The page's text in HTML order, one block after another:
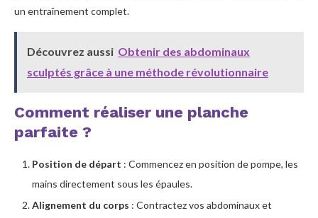
un entraînement complet.
Découvrez aussi Obtenir des abdominaux
sculptés grâce à une méthode révolutionnaire
Comment réaliser une planche
parfaite ?
Position de départ : Commencez en position de pompe, les
mains directement sous les épaules.
Alignement du corps : Contractez vos abdominaux et